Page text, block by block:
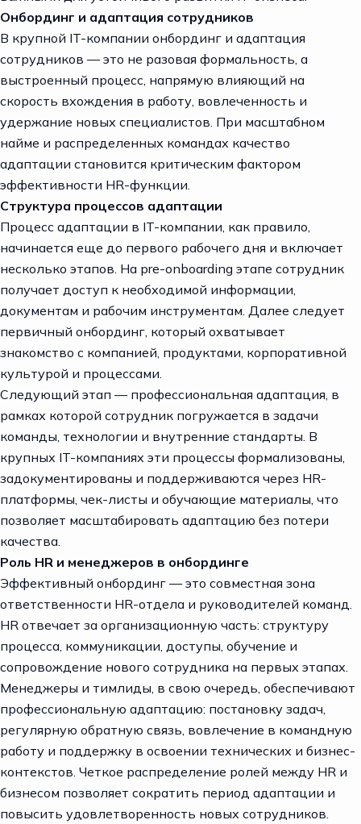
Онбординг и адаптация сотрудников
В крупной IT-компании онбординг и адаптация
сотрудников — это не разовая формальность, а
выстроенный процесс, напрямую влияющий на
скорость вхождения в работу, вовлеченность и
удержание новых специалистов. При масштабном
найме и распределенных командах качество
адаптации становится критическим фактором
эффективности HR-функции.
Структура процессов адаптации
Процесс адаптации в IT-компании, как правило,
начинается еще до первого рабочего дня и включает
несколько этапов. На pre-onboarding этапе сотрудник
получает доступ к необходимой информации,
документам и рабочим инструментам. Далее следует
первичный онбординг, который охватывает
знакомство с компанией, продуктами, корпоративной
культурой и процессами.
Следующий этап — профессиональная адаптация, в
рамках которой сотрудник погружается в задачи
команды, технологии и внутренние стандарты. В
крупных IT-компаниях эти процессы формализованы,
задокументированы и поддерживаются через HR-
платформы, чек-листы и обучающие материалы, что
позволяет масштабировать адаптацию без потери
качества.
Роль HR и менеджеров в онбординге
Эффективный онбординг — это совместная зона
ответственности HR-отдела и руководителей команд.
HR отвечает за организационную часть: структуру
процесса, коммуникации, доступы, обучение и
сопровождение нового сотрудника на первых этапах.
Менеджеры и тимлиды, в свою очередь, обеспечивают
профессиональную адаптацию: постановку задач,
регулярную обратную связь, вовлечение в командную
работу и поддержку в освоении технических и бизнес-
контекстов. Четкое распределение ролей между HR и
бизнесом позволяет сократить период адаптации и
повысить удовлетворенность новых сотрудников.